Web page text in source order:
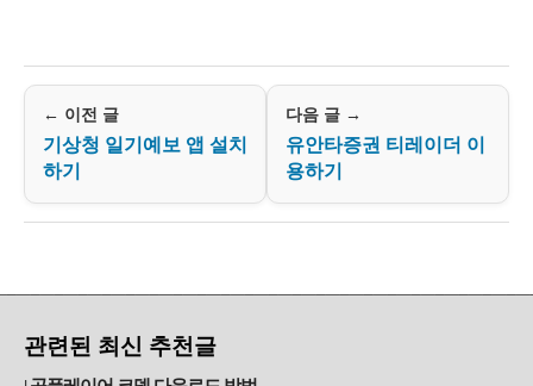
← 이전 글
기상청 일기예보 앱 설치
하기
다음 글 →
유안타증권 티레이더 이
용하기
관련된 최신 추천글